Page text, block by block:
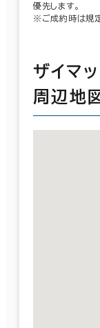
優先します。
※ご成約時は規
ザイマ
周辺地